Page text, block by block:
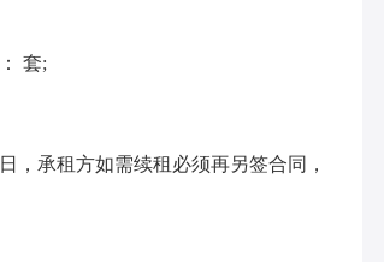
套;
，承租方如需续租必须再另签合同，